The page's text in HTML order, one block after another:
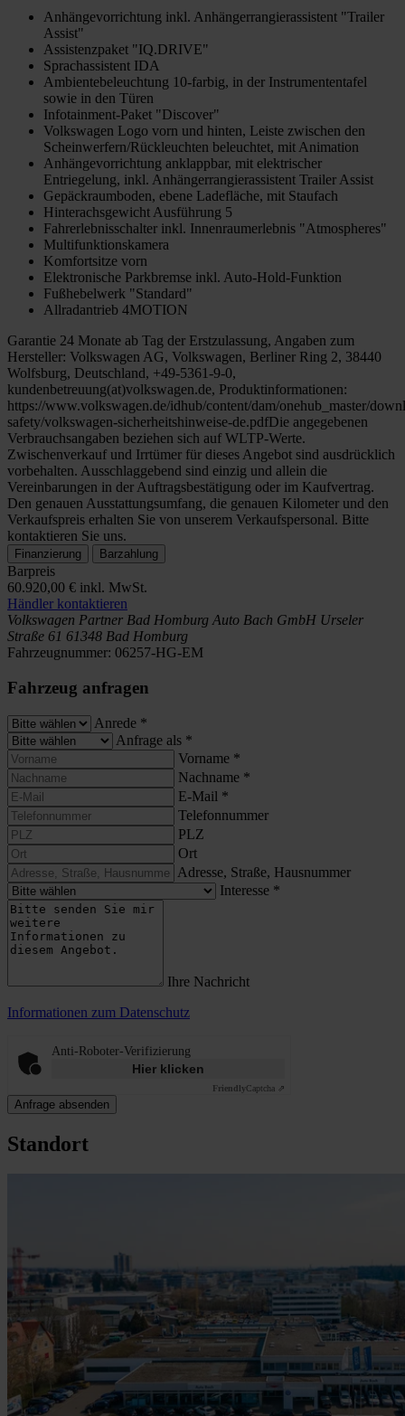
Anhängevorrichtung inkl. Anhängerrangierassistent "Trailer
Assist"
Assistenzpaket "IQ.DRIVE"
Sprachassistent IDA
Ambientebeleuchtung 10-farbig, in der Instrumententafel
sowie in den Türen
Infotainment-Paket "Discover"
Volkswagen Logo vorn und hinten, Leiste zwischen den
Scheinwerfern/Rückleuchten beleuchtet, mit Animation
Anhängevorrichtung anklappbar, mit elektrischer
Entriegelung, inkl. Anhängerrangierassistent Trailer Assist
Gepäckraumboden, ebene Ladefläche, mit Staufach
Hinterachsgewicht Ausführung 5
Fahrerlebnisschalter inkl. Innenraumerlebnis "Atmospheres"
Multifunktionskamera
Komfortsitze vorn
Elektronische Parkbremse inkl. Auto-Hold-Funktion
Fußhebelwerk "Standard"
Allradantrieb 4MOTION
Garantie 24 Monate ab Tag der Erstzulassung, Angaben zum
Hersteller: Volkswagen AG, Volkswagen, Berliner Ring 2, 38440
Wolfsburg, Deutschland, +49-5361-9-0,
kundenbetreuung(at)volkswagen.de, Produktinformationen:
https://www.volkswagen.de/idhub/content/dam/onehub_master/
safety/volkswagen-sicherheitshinweise-de.pdfDie angegebenen
Verbrauchsangaben beziehen sich auf WLTP-Werte.
Zwischenverkauf und Irrtümer für dieses Angebot sind ausdrücklich
vorbehalten. Ausschlaggebend sind einzig und allein die
Vereinbarungen in der Auftragsbestätigung oder im Kaufvertrag.
Den genauen Ausstattungsumfang, die genauen Kilometer und den
Verkaufspreis erhalten Sie von unserem Verkaufspersonal. Bitte
kontaktieren Sie uns.
Finanzierung Barzahlung
Barpreis
60.920,00 € inkl. MwSt.
Händler kontaktieren
Volkswagen Partner Bad Homburg Auto Bach GmbH Urseler
Straße 61 61348 Bad Homburg
Fahrzeugnummer: 06257-HG-EM
Fahrzeug anfragen
Anrede *
Anfrage als *
Vorname *
Nachname *
E-Mail *
Telefonnummer
PLZ
Ort
Adresse, Straße, Hausnummer
Interesse *
Ihre Nachricht
Informationen zum Datenschutz
Anti-Roboter-Verifizierung
Hier klicken
FriendlyCaptcha ⇗
Anfrage absenden
Standort